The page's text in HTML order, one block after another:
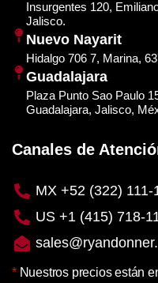
Insurgentes 120,
Jalisco.
Nuevo Nayarit
Hidalgo 706 7, Marina,
Guadalajara
Plaza Punto Sao Paulo
Guadalajara, Jalisco,
Canales de
MX +52 (322) 111-
US +1 (415) 718-
* Nuestros precios están